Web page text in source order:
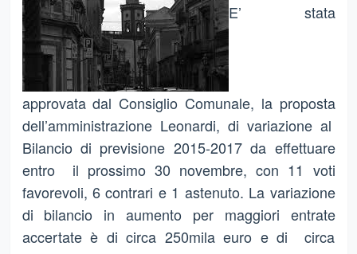
E’ stata
approvata dal Consiglio Comunale, la proposta
dell’amministrazione Leonardi, di variazione al
Bilancio di previsione 2015-2017 da effettuare
entro il prossimo 30 novembre, con 11 voti
favorevoli, 6 contrari e 1 astenuto. La variazione
di bilancio in aumento per maggiori entrate
accertate è di circa 250mila euro e di circa